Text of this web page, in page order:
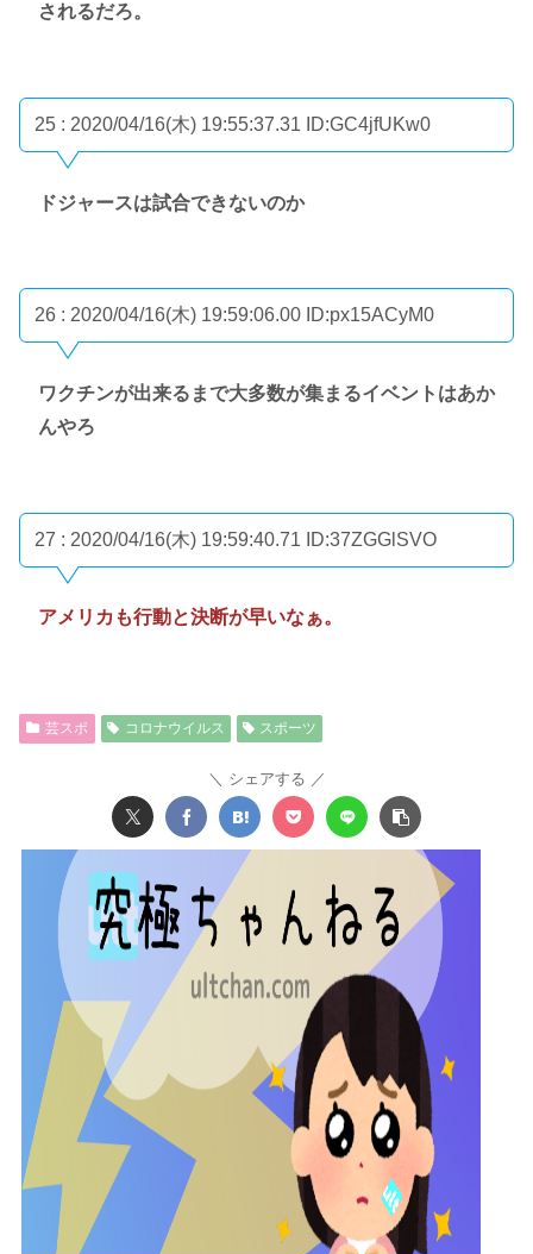
されるだろ。
25 : 2020/04/16(木) 19:55:37.31 ID:GC4jfUKw0
ドジャースは試合できないのか
26 : 2020/04/16(木) 19:59:06.00 ID:px15ACyM0
ワクチンが出来るまで大多数が集まるイベントはあか
んやろ
27 : 2020/04/16(木) 19:59:40.71 ID:37ZGGlSVO
アメリカも行動と決断が早いなぁ。
芸スポ コロナウイルス スポーツ
シェアする